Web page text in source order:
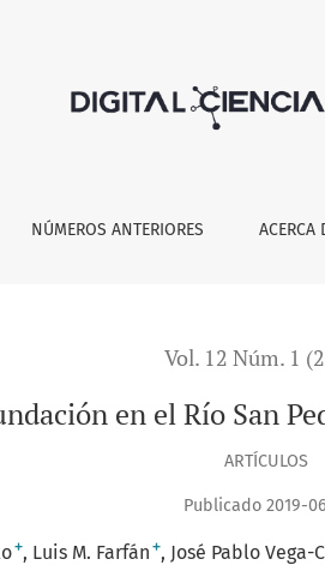
Nayarit, México
NÚMEROS ANTERIORES ACERCA
Vol. 12 Núm. 1
en el Río San
ARTÍCULOS
Publicado 2019-
+ Luis M. Farfán + José Pablo Vega-